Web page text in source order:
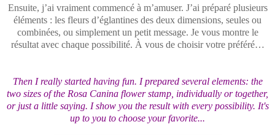
Ensuite, j’ai vraiment commencé à m’amuser. J’ai préparé plusieurs
éléments : les fleurs d’églantines des deux dimensions, seules ou
combinées, ou simplement un petit message. Je vous montre le
résultat avec chaque possibilité. À vous de choisir votre préféré…
Then I really started having fun. I prepared several elements: the
two sizes of the Rosa Canina flower stamp, individually or together,
or just a little saying. I show you the result with every possibility. It's
up to you to choose your favorite...